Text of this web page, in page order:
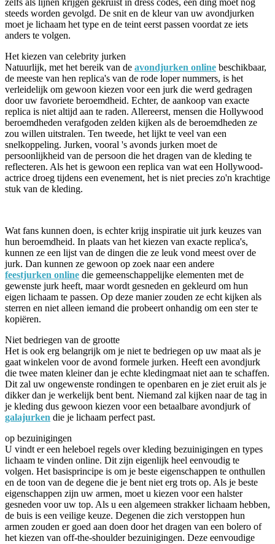
steeds worden gevolgd. De snit en de kleur van uw avondjurken
moet je lichaam het type en de teint eerst passen voordat ze iets
anders te volgen.
Het kiezen van celebrity jurken
Natuurlijk, met het bereik van de avondjurken online beschikbaar,
de meeste van hen replica's van de rode loper nummers, is het
verleidelijk om gewoon kiezen voor een jurk die werd gedragen
door uw favoriete beroemdheid. Echter, de aankoop van exacte
replica is niet altijd aan te raden. Allereerst, mensen die Hollywood
beroemdheden verafgoden zelden kijken als de beroemdheden ze
zou willen uitstralen. Ten tweede, het lijkt te veel van een
snelkoppeling. Jurken, vooral 's avonds jurken moet de
persoonlijkheid van de persoon die het dragen van de kleding te
reflecteren. Als het is gewoon een replica van wat een Hollywood-
actrice droeg tijdens een evenement, het is niet precies zo'n krachtige
stuk van de kleding.
Wat fans kunnen doen, is echter krijg inspiratie uit jurk keuzes van
hun beroemdheid. In plaats van het kiezen van exacte replica's,
kunnen ze een lijst van de dingen die ze leuk vond meest over de
jurk. Dan kunnen ze gewoon op zoek naar een andere
feestjurken online die gemeenschappelijke elementen met de
gewenste jurk heeft, maar wordt gesneden en gekleurd om hun
eigen lichaam te passen. Op deze manier zouden ze echt kijken als
sterren en niet alleen iemand die probeert onhandig om een ster te
kopiëren.
Niet bedriegen van de grootte
Het is ook erg belangrijk om je niet te bedriegen op uw maat als je
gaat winkelen voor de avond formele jurken. Heeft een avondjurk
die twee maten kleiner dan je echte kledingmaat niet aan te schaffen.
Dit zal uw ongewenste rondingen te openbaren en je ziet eruit als je
dikker dan je werkelijk bent bent. Niemand zal kijken naar de tag in
je kleding dus gewoon kiezen voor een betaalbare avondjurk of
galajurken die je lichaam perfect past.
op bezuinigingen
U vindt er een heleboel regels over kleding bezuinigingen en types
lichaam te vinden online. Dit zijn eigenlijk heel eenvoudig te
volgen. Het basisprincipe is om je beste eigenschappen te onthullen
en de toon van de degene die je bent niet erg trots op. Als je beste
eigenschappen zijn uw armen, moet u kiezen voor een halster
gesneden voor uw top. Als u een algemeen strakker lichaam hebben,
de buis is een veilige keuze. Degenen die zich verstoppen hun
armen zouden er goed aan doen door het dragen van een bolero of
het kiezen van off-the-shoulder bezuinigingen. Deze eenvoudige